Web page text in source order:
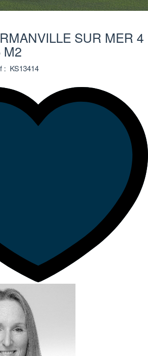
SUR MER 4
M2
: KS13414